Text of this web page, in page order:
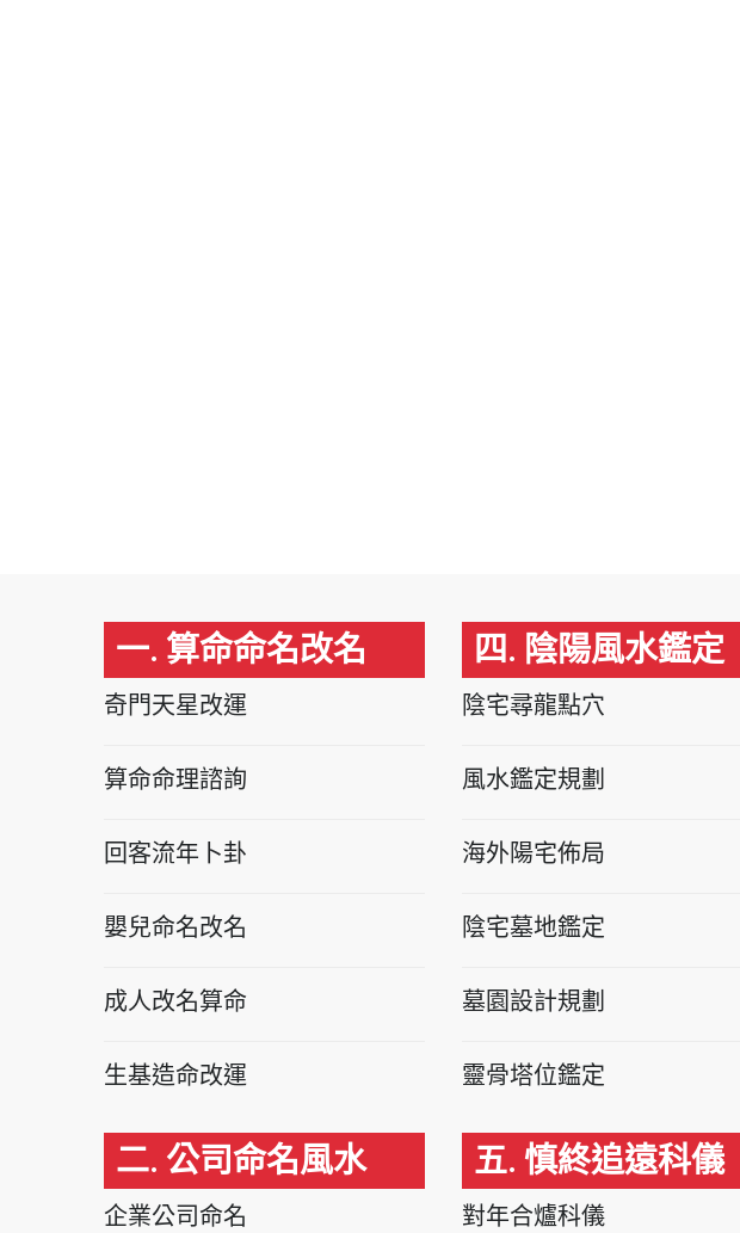
一. 算命命名改名
奇門天星改運
算命命理諮詢
回客流年卜卦
嬰兒命名改名
成人改名算命
生基造命改運
二. 公司命名風水
企業公司命名
四. 陰陽風水鑑定
陰宅尋龍點穴
風水鑑定規劃
海外陽宅佈局
陰宅墓地鑑定
墓園設計規劃
靈骨塔位鑑定
五. 慎終追遠科儀
對年合爐科儀